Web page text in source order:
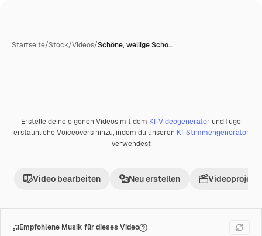
Startseite/Stock/Videos/Schöne, wellige Scho…
Premium
Erstelle deine eigenen Videos mit dem KI-Videogenerator und füge
erstaunliche Voiceovers hinzu, indem du unseren KI-Stimmengenerator
verwendest
Video bearbeiten Neu erstellen Videoprojekt
Empfohlene Musik für dieses Video